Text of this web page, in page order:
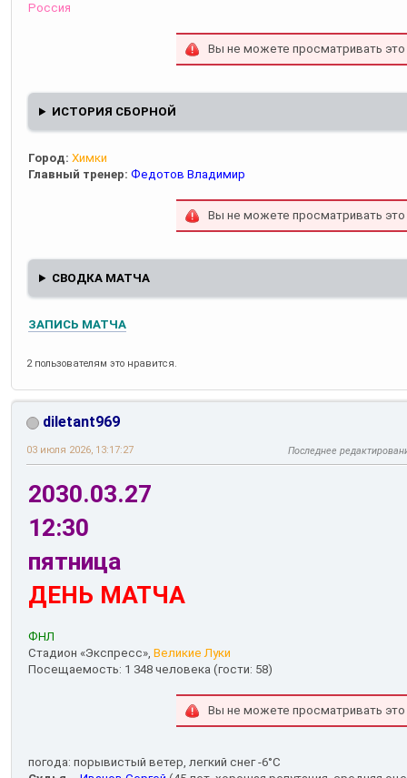
Россия
Вы не можете просматривать
ИСТОРИЯ СБОРНОЙ
Город: Химки
Главный тренер: Федотов Владимир
Вы не можете просматривать
СВОДКА МАТЧА
ЗАПИСЬ МАТЧА
2 пользователям это нравится.
diletant969
03 июля 2026, 13:17:27 Последнее
2030.03.27
12:30
пятница
ДЕНЬ МАТЧА
ФНЛ
Стадион «Экспресс», Великие Луки
Посещаемость: 1 348 человека (гости: 58)
Вы не можете просматривать
погода: порывистый ветер, легкий снег -6°С